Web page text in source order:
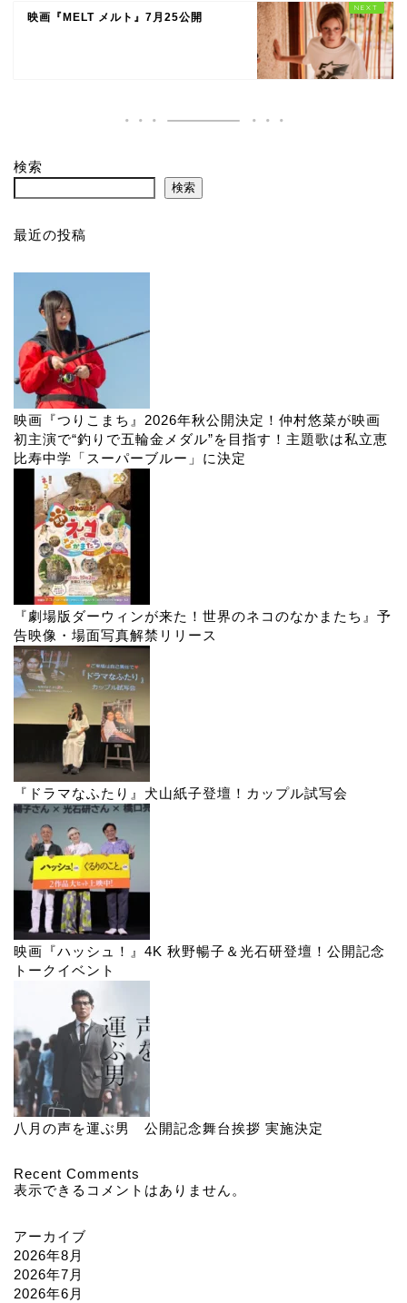
映画『MELT メルト』7月25公開
検索
検索
最近の投稿
映画『つりこまち』2026年秋公開決定！仲村悠菜が映画
初主演で“釣りで五輪金メダル”を目指す！主題歌は私立恵
比寿中学「スーパーブルー」に決定
『劇場版ダーウィンが来た！世界のネコのなかまたち』予
告映像・場面写真解禁リリース
『ドラマなふたり』犬山紙子登壇！カップル試写会
映画『ハッシュ！』4K 秋野暢子＆光石研登壇！公開記念
トークイベント
八月の声を運ぶ男 公開記念舞台挨拶 実施決定
Recent Comments
表示できるコメントはありません。
アーカイブ
2026年8月
2026年7月
2026年6月